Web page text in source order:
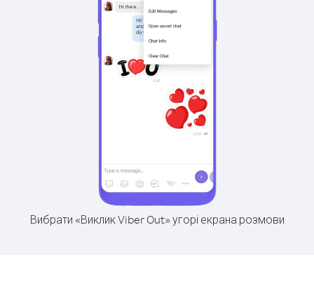
Вибрати «Виклик Viber Out» угорі екрана розмови